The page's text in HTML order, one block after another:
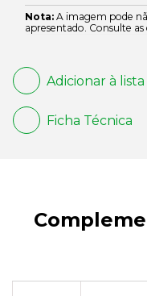
Nota: A imagem pode
apresentado. Consulte as
Adicionar à lista
Ficha Técnica